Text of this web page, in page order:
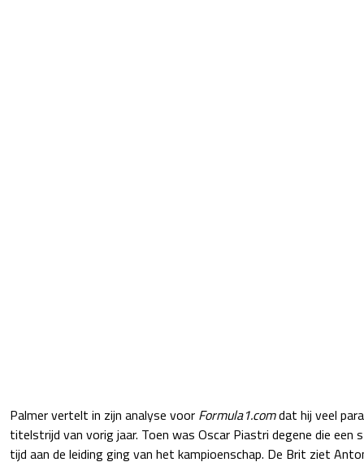
Palmer vertelt in zijn analyse voor Formula1.comdat hij veel
titelstrijd van vorig jaar. Toen was Oscar Piastri degene die een
tijd aan de leiding ging van het kampioenschap. De Brit ziet